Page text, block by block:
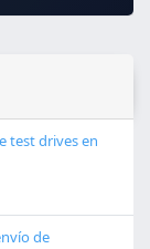
test drives en
de